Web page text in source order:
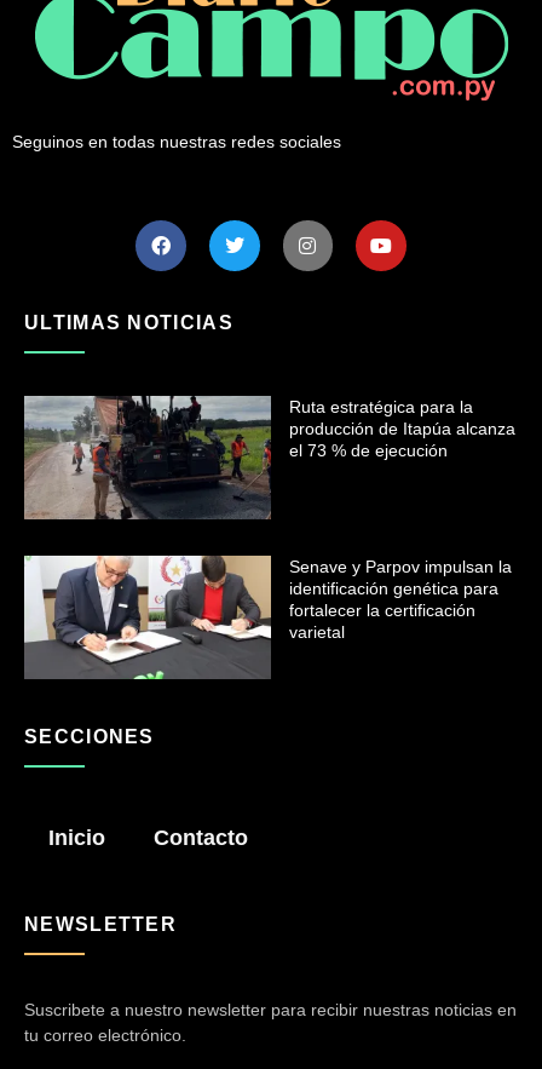
Seguinos en todas nuestras redes sociales
ULTIMAS NOTICIAS
Ruta estratégica para la
producción de Itapúa alcanza
el 73 % de ejecución
Senave y Parpov impulsan la
identificación genética para
fortalecer la certificación
varietal
SECCIONES
Inicio Contacto
NEWSLETTER
Suscribete a nuestro newsletter para recibir nuestras noticias en
tu correo electrónico.